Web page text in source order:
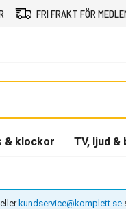
FRI FRAKT FÖR
& klockor TV, ljud &
kundservice@komplett.se